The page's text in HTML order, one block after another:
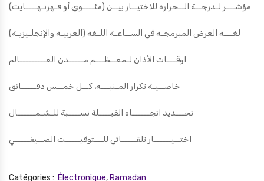
مؤشـــر لـدرجــة الــحرارة للاختيــار بيــن (مئــــوي أو فـهرنـهــــايت)
لغـــة العرض المبرمجـة في الســاعـة اللـغة (العربيـة والإنجلـيزيـة)
اوقـــات الأذان لـمعــظـــم مـــــدن العـــــــــالم
خاصــيـة تكرار المـنبـــه، كــل خمــس دقـــــائق
تحـــديد اتجــــــاه القبــــلة نســــبة للـشـمــــــال
اختــيــــــار تلقـــــائي للـــتوقيـــــت الصــيفـــــي
Catégories : Électronique, Ramadan